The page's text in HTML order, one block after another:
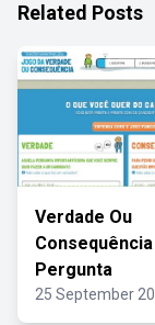
Related Posts
Verdade Ou
Consequência
Pergunta
25 September